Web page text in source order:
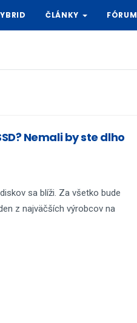
ČLÁNKY FÓRUM
Nemali by ste dlho
sa blíži. Za všetko bude
z najväčších výrobcov na